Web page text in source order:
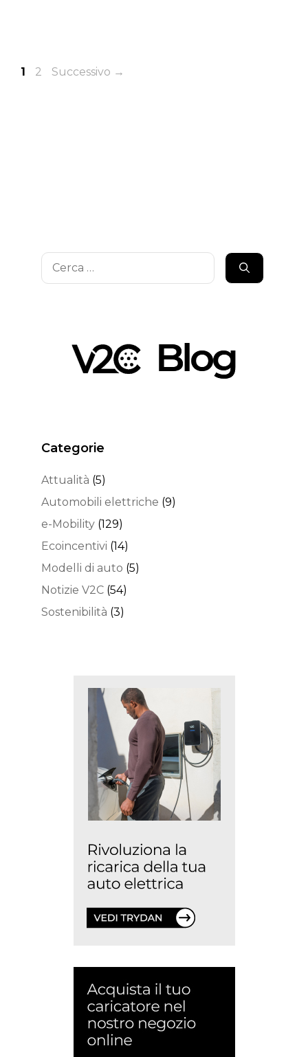
Pagina
1 Pagina
2 Successivo →
Ricerca
Categorie
Attualità (5)
Automobili elettriche (9)
e-Mobility (129)
Ecoincentivi (14)
Modelli di auto (5)
Notizie V2C (54)
Sostenibilità (3)